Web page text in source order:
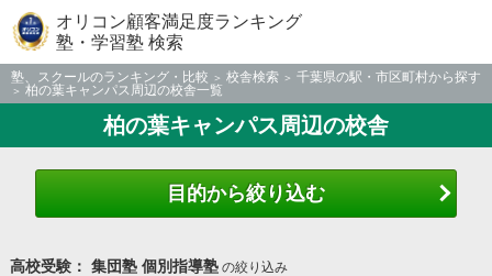
オリコン顧客満足度ランキング
塾・学習塾 検索
塾、スクールのランキング・比較 校舎検索
千葉県の駅・市区町村から探す
柏の葉キャンパス周辺の校舎一覧
柏の葉キャンパス周辺の校舎
目的から絞り込む
高校受験： 集団塾 個別指導塾の絞り込み